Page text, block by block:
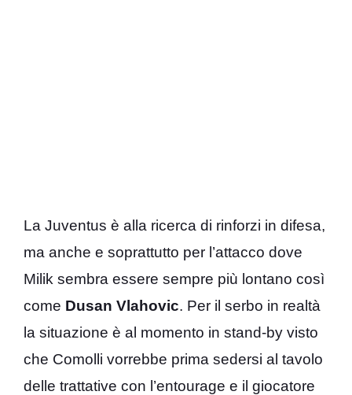
La Juventus è alla ricerca di rinforzi in difesa,
ma anche e soprattutto per l’attacco dove
Milik sembra essere sempre più lontano così
come Dusan Vlahovic. Per il serbo in realtà
la situazione è al momento in stand-by visto
che Comolli vorrebbe prima sedersi al tavolo
delle trattative con l’entourage e il giocatore